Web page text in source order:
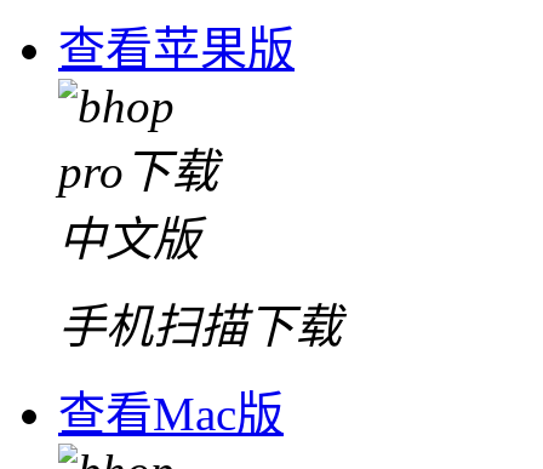
查看苹果版
手机扫描下载
查看Mac版